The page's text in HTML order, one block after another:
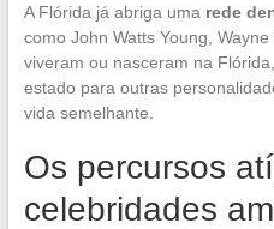
A Flórida já abriga uma rede
como John Watts Young,
viveram ou nasceram na
estado para outras
vida semelhante.
Os percursos
celebridades